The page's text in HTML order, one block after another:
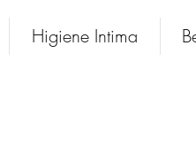
Higiene Intima